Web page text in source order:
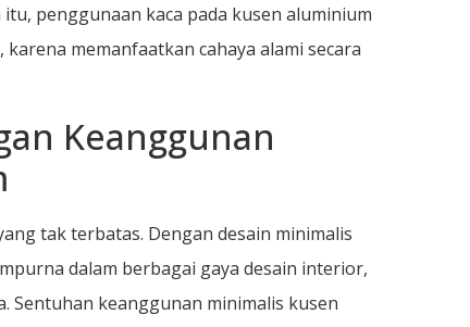
penggunaan kaca pada kusen aluminium
memanfaatkan cahaya alami secara
Keanggunan
tak terbatas. Dengan desain minimalis
dalam berbagai gaya desain interior,
Sentuhan keanggunan minimalis kusen